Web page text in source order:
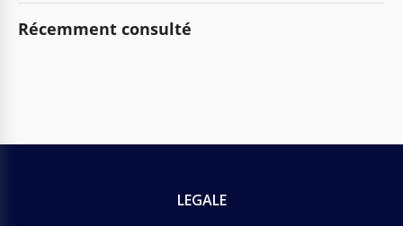
Récemment consulté
LEGALE